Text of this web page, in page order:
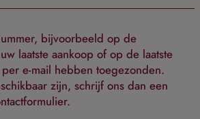
bijvoorbeeld op de
laatste aankoop of op de laatste
e-mail hebben toegezonden.
zijn, schrijf ons dan een